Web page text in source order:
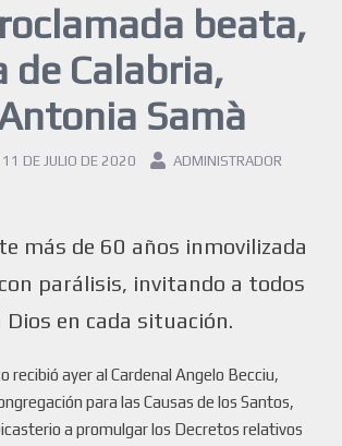
beata,
de Calabria,
Samà
11 DE JULIO DE 2020 ADMINISTRADOR
más de 60 años inmovilizada
parálisis, invitando a todos
Dios en cada situación.
recibió ayer al Cardenal Angelo Becciu,
para las Causas de los Santos,
a promulgar los Decretos relativos